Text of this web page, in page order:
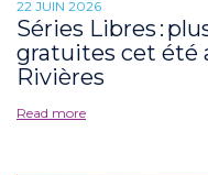
22 JUIN 2026
Séries Libres :
gratuites cet été
Rivières
Read more